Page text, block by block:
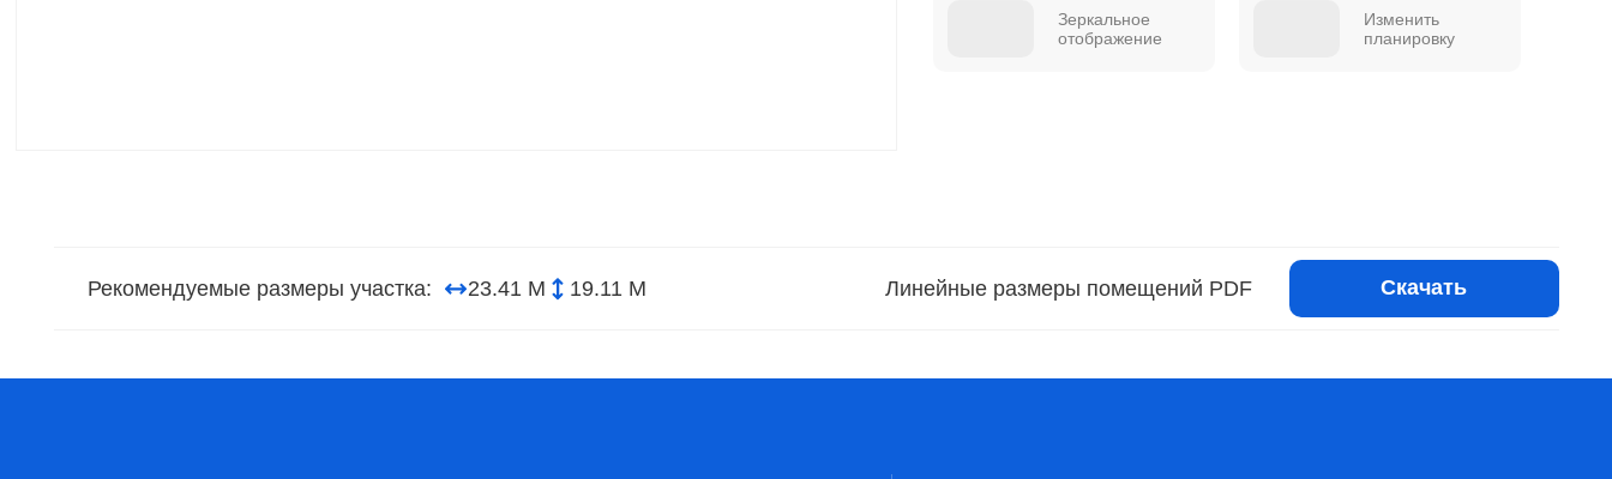
Зеркальное
отображение
Изменить
планировку
Рекомендуемые размеры участка: 23.41 М 19.11 М Линейные размеры помещений PDF Скачать